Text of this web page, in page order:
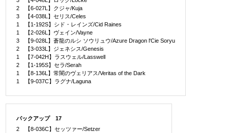
2 【6-027L】クジャ/Kuja
3 【4-038L】セリス/Celes
1 【1-192S】シド・レインズ/Cid Raines
1 【2-026L】ヴェイン/Vayne
3 【9-028L】蒼龍のルシ ソウリュウ/Azure Dragon l'Cie Soryu
2 【3-033L】ジェネシス/Genesis
1 【7-042H】ラスウェル/Lasswell
2 【1-195S】セラ/Serah
1 【8-136L】常闇のヴェリアス/Veritas of the Dark
1 【9-037C】ラグナ/Laguna
バックアップ 17
2 【8-036C】セッツァー/Setzer